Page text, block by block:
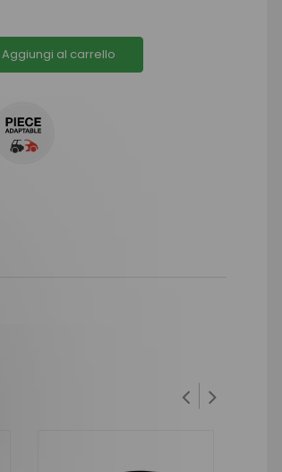
Aggiungi al carrello